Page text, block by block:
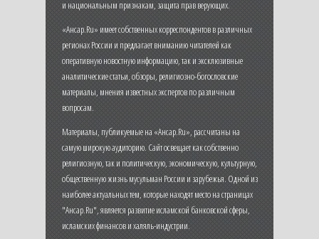
и национальным признакам, защита прав верующих.
«Ансар.Ru» имеет собственных корреспондентов в различных
регионах России и предлагает вниманию читателей как
оперативную новостную информацию, так и эксклюзивные
аналитические статьи, обзоры, религиозно-богословские
материалы, мнения известных экспертов по различным
вопросам.
Материалы, публикуемые на «Ансар.Ru», рассчитаны на
самую широкую аудиторию. Сайт освещает как собственно
религиозную, так и политическую, экономическую, культурную,
общественную жизнь мусульман России и зарубежья. Одной из
наиболее актуальных тем, которые находят место на страницах
"Ансар.Ru", является развитие исламской банковской сферы,
исламских финансов и халяль-индустрии.